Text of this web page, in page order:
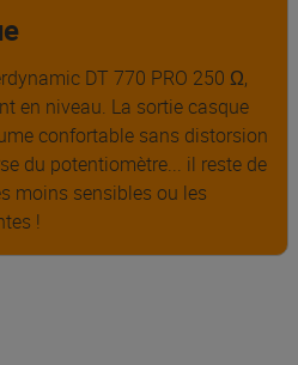
DT 770 PRO 250 Ω,
en niveau. La sortie casque
confortable sans distorsion
du potentiomètre... il reste de
moins sensibles ou les
!